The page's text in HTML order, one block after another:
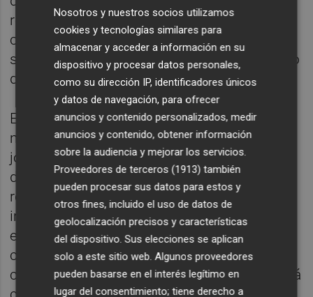
referente de la resiliencia ante el cambio
climático" y destacaba "la oportunidad" que
supone para convertir la ciudad en un centro
de innovación climática mundial.
En el debate de estado de la ciudad, Ribó ha
mencionado un "ensayo innovador" sobre la
jornada laboral de cuatro días que también
dirigirá Las Naves. "Hemos empezado las
reuniones con agentes sociales y sectores
implicados para implementar una
experiencia innovadora de la jornada de
cuatro días durante un mes en nuestra
ciudad", ha señalado."Esta iniciativa permitirá
Nosotros y nuestros socios utilizamos
cookies y tecnologías similares para
almacenar y acceder a información en su
dispositivo y procesar datos personales,
como su dirección IP, identificadores únicos
y datos de navegación, para ofrecer
anuncios y contenido personalizados, medir
anuncios y contenido, obtener información
sobre la audiencia y mejorar los servicios.
Proveedores de terceros (1913) también
pueden procesar sus datos para estos y
otros fines, incluido el uso de datos de
geolocalización precisos y características
del dispositivo. Sus elecciones se aplican
solo a este sitio web. Algunos proveedores
pueden basarse en el interés legítimo en
lugar del consentimiento; tiene derecho a